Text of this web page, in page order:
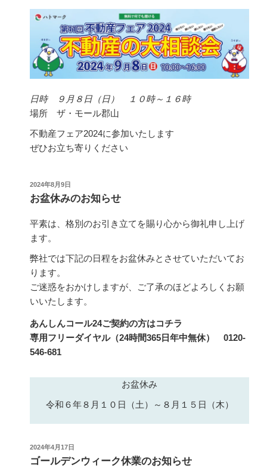
日時 ９月８日（日） １０時～１６時
場所 ザ・モール郡山
不動産フェア2024に参加いたします
ぜひお立ち寄りください
投
稿
日:
2024年8月9日
お盆休みのお知らせ
平素は、格別のお引き立てを賜り心から御礼申し上げ
ます。
弊社では下記の日程をお盆休みとさせていただいてお
ります。
ご迷惑をおかけしますが、ご了承のほどよろしくお願
いいたします。
あんしんコール24ご契約の方はコチラ
専用フリーダイヤル（24時間365日年中無休） 0120-
546-681
お盆休み
令和６年８月１０日（土）～８月１５日（木）
投
稿
2024年4月17日
ゴールデンウィーク休業のお知らせ